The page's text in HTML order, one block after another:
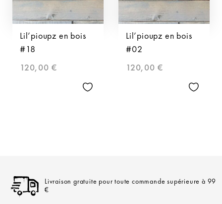
Lil’pioupz en bois
#18
120,00 €
Lil’pioupz en bois
#02
120,00 €
Livraison gratuite pour toute commande supérieure à 99
€